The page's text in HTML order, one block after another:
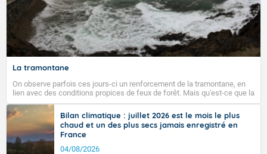
La tramontane
On observe parfois ces jours-ci un renforcement de la tramontane, en
lien avec des conditions propices de feux de forêt. Mais qu'est-ce que la
tramontane ? Quelles sont ses caractéristiques ? La tramontane est un
vent turbulent soufflant de secteur nord-ouest à nord, ou ouest à nord-
ouest, dans un secteur qui part du Roussillon à la vallée de l’Aude et à
l’ouest de l’Hérault. L’étymologie de ce vent vient du latin trasmontanus,
signifiant au-delà des monts, en allusion aux régions montagneuses
d’où provient ce vent.
Bilan climatique : juillet 2026 est le mois le plus
chaud et un des plus secs jamais enregistré en
France
04/08/2026